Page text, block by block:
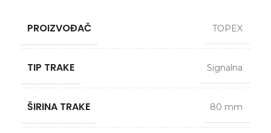
PROIZVOĐAČ TOPEX
TIP TRAKE Signalna
ŠIRINA TRAKE 80 mm